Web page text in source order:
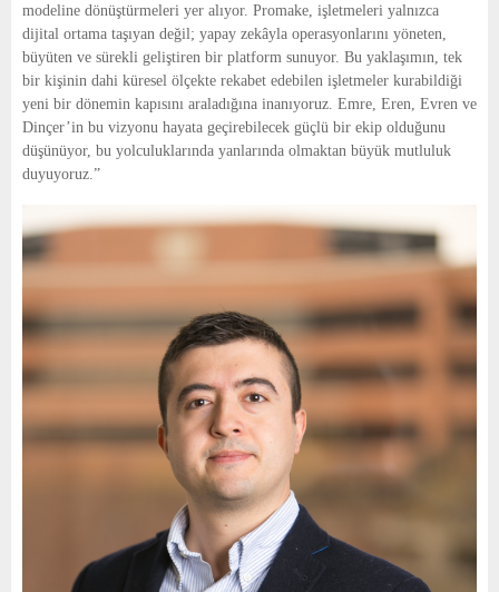
modeline dönüştürmeleri yer alıyor. Promake, işletmeleri yalnızca
dijital ortama taşıyan değil; yapay zekâyla operasyonlarını yöneten,
büyüten ve sürekli geliştiren bir platform sunuyor. Bu yaklaşımın, tek
bir kişinin dahi küresel ölçekte rekabet edebilen işletmeler kurabildiği
yeni bir dönemin kapısını araladığına inanıyoruz. Emre, Eren, Evren ve
Dinçer’in bu vizyonu hayata geçirebilecek güçlü bir ekip olduğunu
düşünüyor, bu yolculuklarında yanlarında olmaktan büyük mutluluk
duyuyoruz.”